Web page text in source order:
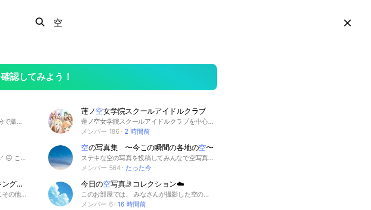
OpenChats
or
search
area
認してみよう！
空を見上げた写真のオプチャです 自分で撮った写真のみ投稿可 空の写真を撮るのが好き 空の写真を見るのが好き 見るだけ⭕️ 植物越しの空 建物越しの空 車窓から⭕️ 🔹サブトークルーム🔹 【雑談】空を見上げながら話そー🥂 【北海道】が好きー❣️❣️ 【何でも宣伝】雑談可・オプチャ・ライブトーク・音楽・ゲーム・映画・イラスト・漫画 【気軽にスタンプ】のみ 【桜前線】 【ポンコツ】写真館⭐️空無し可 【ひとりごと】絡みなし 何でもつぶやいていいよ。 【管理人室】ルール違反投稿があったらこちらでお知らせください。 （【ライブトーク】空を見上げながらライブトークしよー🎧） 🔹姉妹ルーム🔹 【空沼】空を見上げながらライブトーク。 参加したら、まずはじめにルールに関しての ノートの確認をお願いいたします 空を見上げた写真が 少しでも癒しになったり 励ましになったり 気分転換になれば幸いです 楽しいことが広がっていきますように✨ #メインルーム #写真 #写真投稿 #カメラ #スマホ #デジカメ #空 #雲 #虹 #天気 #晴れ #曇り #雨 #雪 #日の出 #朝焼け #夕焼け #夕暮れ #夜空 #月 #星 #星空 #流星群 #春夏秋冬 #日常 #イマソラ #思い出の空 #自然 #散歩 #ランニング #早朝 #朝 #昼 #夜 #深夜 #風景 #ポートレート #路地 #旅行 #ハイキング #山 #キャンプ #海 #河原 #川 #池 #滝 #噴水 #電線 #電柱 #街 #ビル #窓辺 #タワー #塔 #イルミネーション #遊園地 #公園 #林 #森 #竹林 #橋 #歩道橋 #街中 #自転車 #車 #駐車場 #助手席 #車窓 #電車 #新幹線 #列車 #ホーム #飛行機 #空港 #船 #港 #花 #草 #樹木 #野菜 #果実 #桜 #花見 #花火 #お祭り #気分転換 #癒し #リフレッシュ #ペット #イヌ #ネコ #鳥 #サブトークルーム #北海道 #ライブトーク #空沼 #生活音 #AIイラスト #AIソング #何でも宣伝 #宣伝 #集客 #オプチャサポート #サポートオプチャ #Youtube #アニメ #映画 #ドラマ #冬休み #春休み #ゴールデンウィーク #夏休み #シルバーウィーク #クリスマス #初心者 #中級者 #上級者 #ベテラン #だれでも
蓮ノ空女学院スクールアイドルクラブ
蓮ノ空女学院スクールアイドルクラブを中心としたラブライブ！全般のオプチャです。ラブライブ！が大好きな方ぜひお話ししましょう✨
メンバー 186
2 時間前
ゎ ゎ ‪.ᐟ 見 て く れ て ぁ り が と ぅ ‪.ᐟ 😖 こ こ ゎ 架 空 の ぁ ぃ ど る ぐ る ー ぷ 弟 酢 👼🏻 マネorアイドル
空の写真集 〜今この瞬間の各地の空〜
ステキな空の写真を投稿してみんなで空写真集を作りませんか？挨拶や会話無しで空の写真だけ投稿お願いします♪まずルールをご確認いただき、写真を投稿してください☆
メンバー 564
たった今
グ空
カーパーキング空集団ランボルギーニその他車なんでもOK空ぶかしカーパーキングのIDはこちらです→RK020537 即抜け禁止🈲特別な理由がない限り❌ した場合により罰金を請求します。
今日の空写真🤳コレクション☁️
このお部屋では、 みなさんが撮影した空の写真を 投稿してください⟡.· 朝焼け、青空、夕焼け、曇り空、星空などなど…どんな空でもOKです✨ ✧••┈┈┈┈┈┈┈┈┈┈┈┈••✧ お部屋に入室されたら 必ず大事なノートをご確認ください🙇‍♀️ ✧••┈┈┈┈┈┈┈┈┈┈┈┈┈┈••✧ 空写真専用のお部屋です。 雑談・感想コメント・リンク・関係のない投稿はご遠慮ください。 ✧••┈┈┈┈┈┈┈┈┈┈┈┈••✧ どうぞお気軽にご参加ください( ´꒳`)੭⁾⁾️️️️️️⛅️𓂃𓈒𓏸 #空 #空写真 #雲 #太陽 #写真 #会話なし #雑談なし
メンバー 6
16 時間前